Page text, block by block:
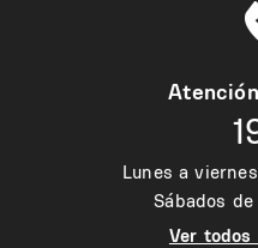
Lunes a
Sábados
Ver todos